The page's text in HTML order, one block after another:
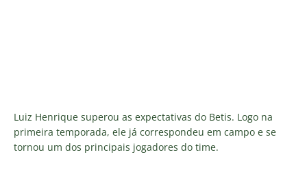
Luiz Henrique superou as expectativas do Betis. Logo na
primeira temporada, ele já correspondeu em campo e se
tornou um dos principais jogadores do time.